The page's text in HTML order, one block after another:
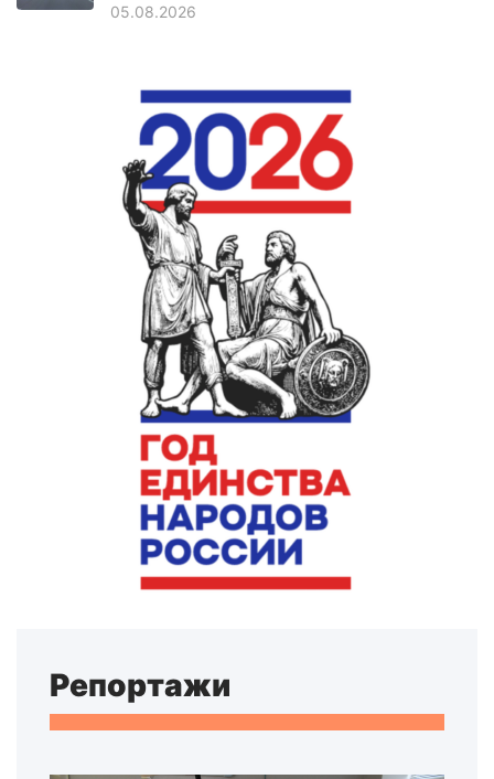
05.08.2026
Репортажи